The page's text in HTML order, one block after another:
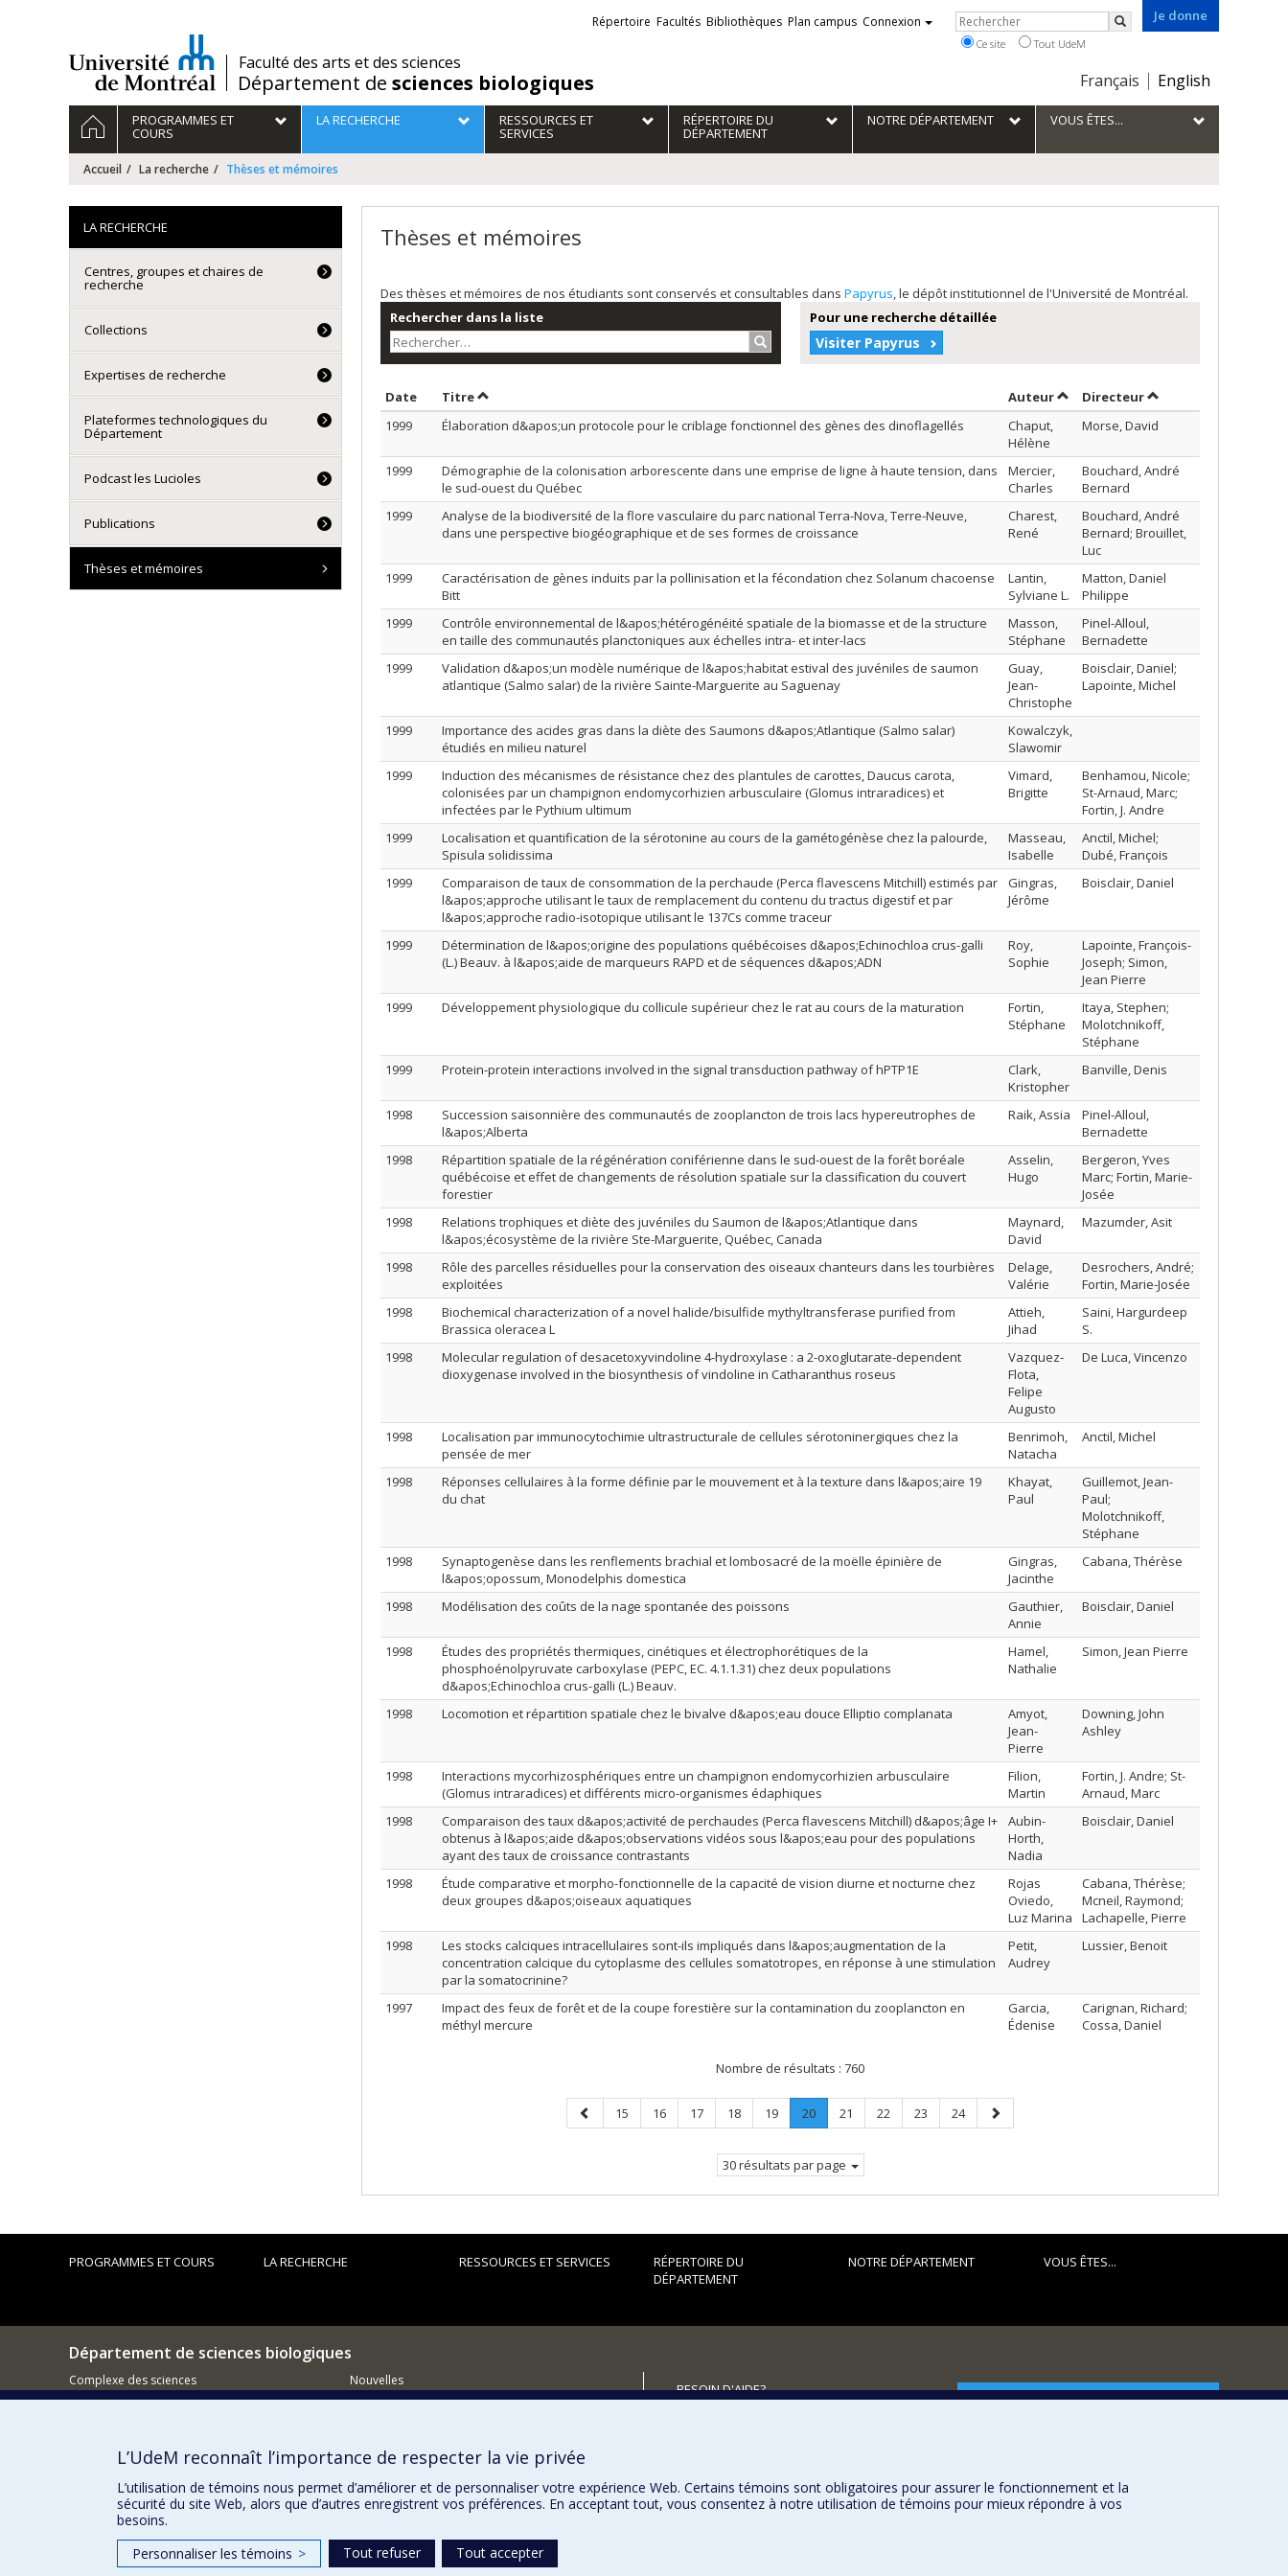
/Faculté des arts et des sciences
Département de sciences biologiques
Je donne
Choix
la
langue
Français English
Liens
externes
Répertoire Facultés Bibliothèques Plan campus Connexion Rechercher
Rechercher
Ce site Tout UdeM
Navigation
principale
ACCUEILPROGRAMMES ET
COURS
LA RECHERCHE RESSOURCES ET
SERVICES
RÉPERTOIRE DU
DÉPARTEMENT
NOTRE DÉPARTEMENT VOUS ÊTES...
Accueil La recherche Thèses et mémoires
Thèses et mémoires
Des thèses et mémoires de nos étudiants sont conservés et consultables dans Papyrus, le dépôt institutionnel de l'Université de Montréal.
Rechercher dans la liste
Rechercher…
Pour une recherche détaillée
Visiter Papyrus
Date Trier par date en ordre croissant
TitreTrier par titre en ordre croissant AuteurTrier par auteur en ordre croissant
Directeurpar contributeur en
1999
Élaboration d&apos;un protocole pour le criblage fonctionnel des gènes des dinoflagellés
Chaput,
Hélène
Morse, David
1999
Démographie de la colonisation arborescente dans une emprise de ligne à haute tension, dans
le sud-ouest du Québec
Mercier,
Charles
Bouchard, André
Bernard
1999
Analyse de la biodiversité de la flore vasculaire du parc national Terra-Nova, Terre-Neuve,
dans une perspective biogéographique et de ses formes de croissance
Charest,
René
Bouchard, André
Bernard; Brouillet,
Luc
1999
Caractérisation de gènes induits par la pollinisation et la fécondation chez Solanum chacoense
Bitt
Lantin,
Sylviane L.
Matton, Daniel
Philippe
1999
Contrôle environnemental de l&apos;hétérogénéité spatiale de la biomasse et de la structure
en taille des communautés planctoniques aux échelles intra- et inter-lacs
Masson,
Stéphane
Pinel-Alloul,
Bernadette
1999
Validation d&apos;un modèle numérique de l&apos;habitat estival des juvéniles de saumon
atlantique (Salmo salar) de la rivière Sainte-Marguerite au Saguenay
Guay,
Jean-
Christophe
Boisclair, Daniel;
Lapointe, Michel
1999
Importance des acides gras dans la diète des Saumons d&apos;Atlantique (Salmo salar)
étudiés en milieu naturel
Kowalczyk,
Slawomir
1999
Induction des mécanismes de résistance chez des plantules de carottes, Daucus carota,
colonisées par un champignon endomycorhizien arbusculaire (Glomus intraradices) et
infectées par le Pythium ultimum
Vimard,
Brigitte
Benhamou, Nicole;
St-Arnaud, Marc;
Fortin, J. Andre
1999
Localisation et quantification de la sérotonine au cours de la gamétogénèse chez la palourde,
Spisula solidissima
Masseau,
Isabelle
Anctil, Michel;
Dubé, François
1999
Comparaison de taux de consommation de la perchaude (Perca flavescens Mitchill) estimés par
l&apos;approche utilisant le taux de remplacement du contenu du tractus digestif et par
l&apos;approche radio-isotopique utilisant le 137Cs comme traceur
Gingras,
Jérôme
Boisclair, Daniel
1999
Détermination de l&apos;origine des populations québécoises d&apos;Echinochloa crus-galli
(L.) Beauv. à l&apos;aide de marqueurs RAPD et de séquences d&apos;ADN
Roy,
Sophie
Lapointe, François-
Joseph; Simon,
Jean Pierre
1999
Développement physiologique du collicule supérieur chez le rat au cours de la maturation
Fortin,
Stéphane
Itaya, Stephen;
Molotchnikoff,
Stéphane
1999
Protein-protein interactions involved in the signal transduction pathway of hPTP1E
Clark,
Kristopher
Banville, Denis
1998
Succession saisonnière des communautés de zooplancton de trois lacs hypereutrophes de
l&apos;Alberta
Raik, Assia
Pinel-Alloul,
Bernadette
1998
Répartition spatiale de la régénération coniférienne dans le sud-ouest de la forêt boréale
québécoise et effet de changements de résolution spatiale sur la classification du couvert
forestier
Asselin,
Hugo
Bergeron, Yves
Marc; Fortin, Marie-
Josée
1998
Relations trophiques et diète des juvéniles du Saumon de l&apos;Atlantique dans
l&apos;écosystème de la rivière Ste-Marguerite, Québec, Canada
Maynard,
David
Mazumder, Asit
1998
Rôle des parcelles résiduelles pour la conservation des oiseaux chanteurs dans les tourbières
exploitées
Delage,
Valérie
Desrochers, André;
Fortin, Marie-Josée
1998
Biochemical characterization of a novel halide/bisulfide mythyltransferase purified from
Brassica oleracea L
Attieh,
Jihad
Saini, Hargurdeep
S.
1998
Molecular regulation of desacetoxyvindoline 4-hydroxylase : a 2-oxoglutarate-dependent
dioxygenase involved in the biosynthesis of vindoline in Catharanthus roseus
Vazquez-
Flota,
Felipe
Augusto
De Luca, Vincenzo
1998
Localisation par immunocytochimie ultrastructurale de cellules sérotoninergiques chez la
pensée de mer
Benrimoh,
Natacha
Anctil, Michel
1998
Réponses cellulaires à la forme définie par le mouvement et à la texture dans l&apos;aire 19
du chat
Khayat,
Paul
Guillemot, Jean-
Paul;
Molotchnikoff,
Stéphane
1998
Synaptogenèse dans les renflements brachial et lombosacré de la moëlle épinière de
l&apos;opossum, Monodelphis domestica
Gingras,
Jacinthe
Cabana, Thérèse
1998 Modélisation des coûts de la nage spontanée des poissons
Gauthier,
Annie
Boisclair, Daniel
1998
Études des propriétés thermiques, cinétiques et électrophorétiques de la
phosphoénolpyruvate carboxylase (PEPC, EC. 4.1.1.31) chez deux populations
d&apos;Echinochloa crus-galli (L.) Beauv.
Hamel,
Nathalie
Simon, Jean Pierre
1998 Locomotion et répartition spatiale chez le bivalve d&apos;eau douce Elliptio complanata
Amyot,
Jean-
Pierre
Downing, John
Ashley
1998
Interactions mycorhizosphériques entre un champignon endomycorhizien arbusculaire
(Glomus intraradices) et différents micro-organismes édaphiques
Filion,
Martin
Fortin, J. Andre; St-
Arnaud, Marc
1998
Comparaison des taux d&apos;activité de perchaudes (Perca flavescens Mitchill) d&apos;âge I+
obtenus à l&apos;aide d&apos;observations vidéos sous l&apos;eau pour des populations
ayant des taux de croissance contrastants
Aubin-
Horth,
Nadia
Boisclair, Daniel
1998
Étude comparative et morpho-fonctionnelle de la capacité de vision diurne et nocturne chez
deux groupes d&apos;oiseaux aquatiques
Rojas
Oviedo,
Luz Marina
Cabana, Thérèse;
Mcneil, Raymond;
Lachapelle, Pierre
1998
Les stocks calciques intracellulaires sont-ils impliqués dans l&apos;augmentation de la
concentration calcique du cytoplasme des cellules somatotropes, en réponse à une stimulation
par la somatocrinine?
Petit,
Audrey
Lussier, Benoit
1997
Impact des feux de forêt et de la coupe forestière sur la contamination du zooplancton en
méthyl mercure
Garcia,
Édenise
Carignan, Richard;
Cossa, Daniel
Nombre de résultats : 760
Page
précédente
Page
15 Page
16 Page
17 Page
18 Page
19 Page
20.
Page
Page
21 Page
22 Page
23 Page
24
Page
suivante
30 résultats par page
LA RECHERCHE
Centres, groupes et chaires de
recherche
Collections
Expertises de recherche
Plateformes technologiques du
Département
Podcast les Lucioles
Publications
Thèses et mémoires
PROGRAMMES ET COURS LA RECHERCHE RESSOURCES ET SERVICES
RÉPERTOIRE DU
DÉPARTEMENT
NOTRE DÉPARTEMENT VOUS ÊTES...
Département de sciences biologiques
Complexe des sciences
1375 Avenue Thérèse-Lavoie-Roux
514-343-6111 poste 14745
Nouvelles
BESOIN D'AIDE?
FACULTÉ DES ARTS ET DES SCIENCES
Nos programmes et cours
L’UdeM reconnaît l’importance de respecter la vie privée
L’utilisation de témoins nous permet d’améliorer et de personnaliser votre expérience Web. Certains témoins sont obligatoires pour assurer le fonctionnement et la
sécurité du site Web, alors que d’autres enregistrent vos préférences. En acceptant tout, vous consentez à notre utilisation de témoins pour mieux répondre à vos
besoins.
Personnaliser les témoins > Tout refuser Tout accepter